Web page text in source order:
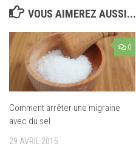
VOUS AIMEREZ AUSSI...
0
Comment arrêter une migraine
avec du sel
29 AVRIL 2015